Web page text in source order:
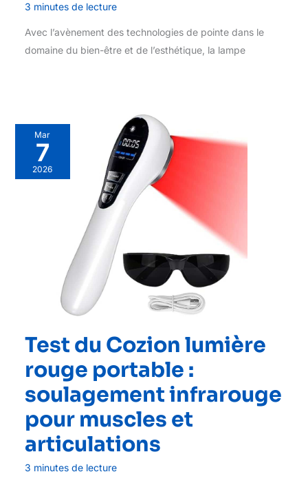
3 minutes de lecture
Avec l’avènement des technologies de pointe dans le
domaine du bien-être et de l’esthétique, la lampe
Mar
7
2026
Test du Cozion lumière
rouge portable :
soulagement infrarouge
pour muscles et
articulations
3 minutes de lecture